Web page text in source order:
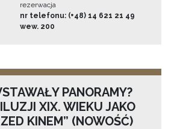
rezerwacja
nr telefonu: (+48) 14 621 21 49
wew. 200
PANORAMY?
XIX. WIEKU JAKO
KINEM” (NOWOŚĆ)